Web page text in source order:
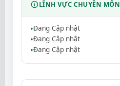
LĨNH VỰC CHUYÊN MÔN
Đang Cập nhật
Đang Cập nhật
Đang Cập nhật